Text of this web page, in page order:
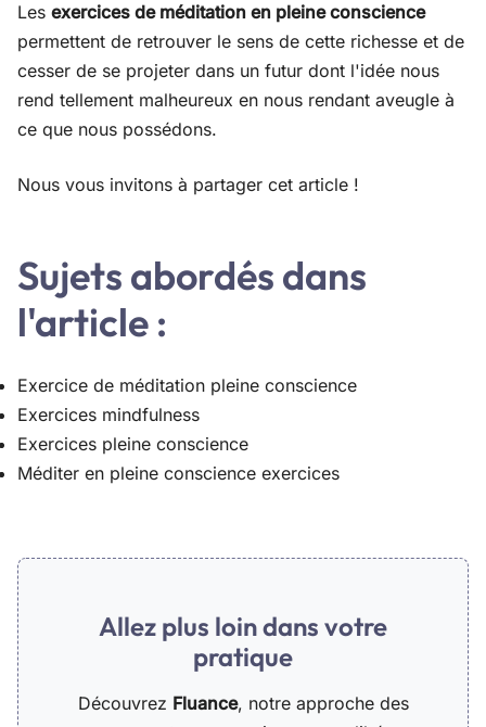
Les exercices de méditation en pleine conscience
permettent de retrouver le sens de cette richesse et de
cesser de se projeter dans un futur dont l'idée nous
rend tellement malheureux en nous rendant aveugle à
ce que nous possédons.
Nous vous invitons à partager cet article !
Sujets abordés dans
l'article :
Exercice de méditation pleine conscience
Exercices mindfulness
Exercices pleine conscience
Méditer en pleine conscience exercices
Allez plus loin dans votre
pratique
Découvrez Fluance, notre approche des